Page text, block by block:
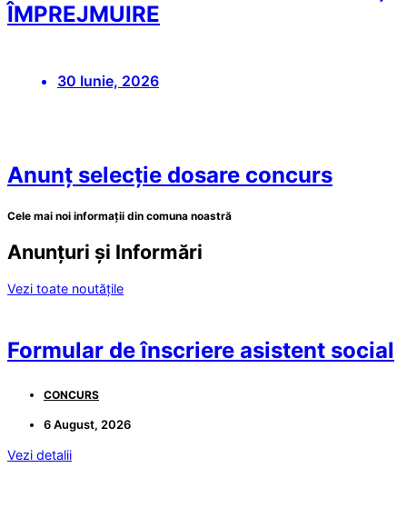
ÎMPREJMUIRE
30 Iunie, 2026
Anunț selecție dosare concurs
Cele mai noi informații din comuna noastră
Anunțuri și Informări
Vezi toate noutățile
Formular de înscriere asistent social
CONCURS
6 August, 2026
Vezi detalii